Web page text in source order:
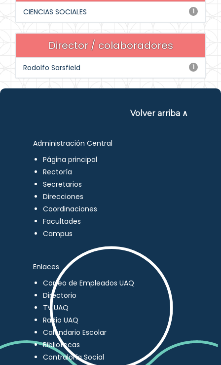
1
CIENCIAS SOCIALES
Director / colaboradores
1
Rodolfo Sarsfield
Volver arriba ∧
Administración Central
Página principal
Rectoría
Secretarios
Direcciones
Coordinaciones
Facultades
Campus
Enlaces
Correo de Empleados UAQ
Directorio
TV UAQ
Radio UAQ
Calendario Escolar
Bibliotecas
Contraloría Social